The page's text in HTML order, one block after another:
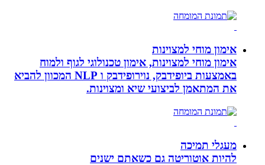
אימון מוחי למצוינות
אימון מוחי למצוינות, אימון טכנולוגי לגוף ולמוח
באמצעות ביופידבק, נוירופידבק ו NLP המכוון להביא
את המתאמן לביצועי שיא ומצוינות.
מעגלי תמיכה
להיות אוטוריטה גם כשאתם ישנים